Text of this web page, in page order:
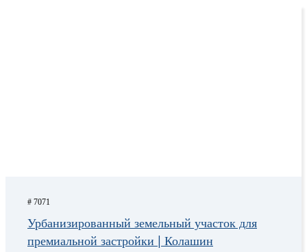
# 7071
Урбанизированный земельный участок для
премиальной застройки | Колашин